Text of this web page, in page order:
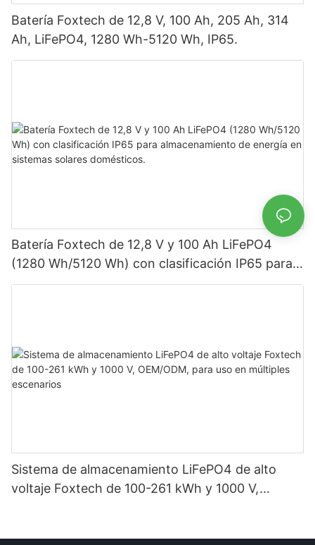
Batería Foxtech de 12,8 V, 100 Ah, 205 Ah, 314
Ah, LiFePO4, 1280 Wh-5120 Wh, IP65.
Batería Foxtech de 12,8 V y 100 Ah LiFePO4
(1280 Wh/5120 Wh) con clasificación IP65 para
almacenamiento de energía en sistemas solares
Sistema de almacenamiento LiFePO4 de alto
voltaje Foxtech de 100-261 kWh y 1000 V,